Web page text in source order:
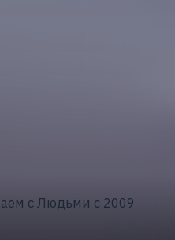
с Людьми с 2009